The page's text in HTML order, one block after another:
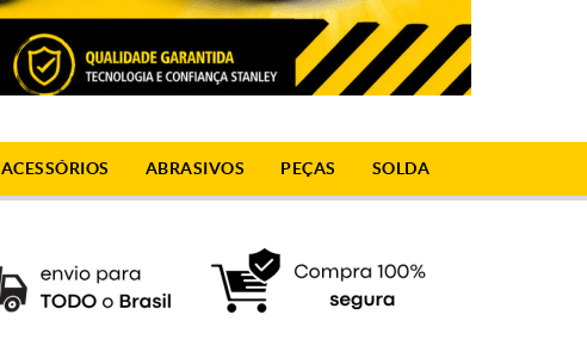
ACESSÓRIOS ABRASIVOS PEÇAS SOLDA